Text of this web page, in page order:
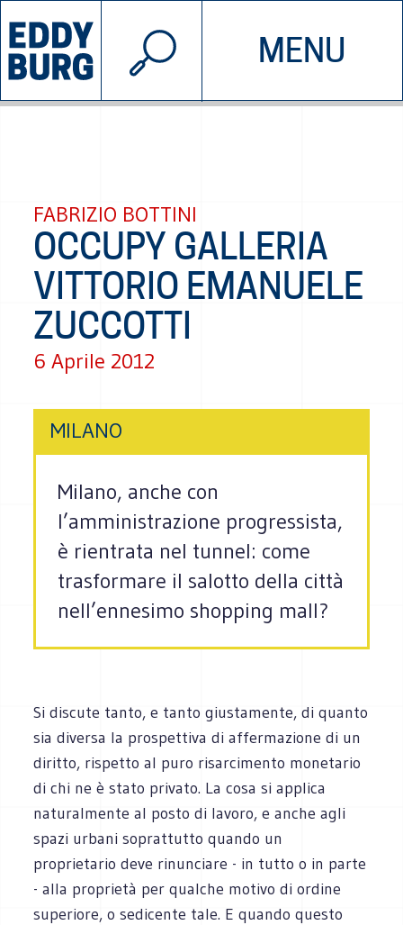
MENU
INIZIATIVE CHI SIAMO
© 2026 EDDYBURG
FABRIZIO BOTTINI
OCCUPY GALLERIA
VITTORIO EMANUELE
ZUCCOTTI
6 Aprile 2012
MILANO
Milano, anche con
l’amministrazione progressista,
è rientrata nel tunnel: come
trasformare il salotto della città
nell’ennesimo shopping mall?
Si discute tanto, e tanto giustamente, di quanto
sia diversa la prospettiva di affermazione di un
diritto, rispetto al puro risarcimento monetario
di chi ne è stato privato. La cosa si applica
naturalmente al posto di lavoro, e anche agli
spazi urbani soprattutto quando un
proprietario deve rinunciare - in tutto o in parte
- alla proprietà per qualche motivo di ordine
superiore, o sedicente tale. E quando questo